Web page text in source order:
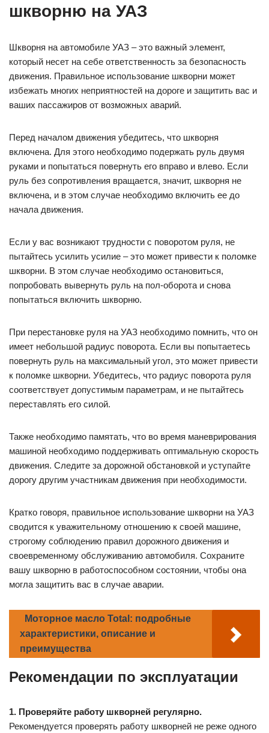
шкворню на УАЗ
Шкворня на автомобиле УАЗ – это важный элемент,
который несет на себе ответственность за безопасность
движения. Правильное использование шкворни может
избежать многих неприятностей на дороге и защитить вас и
ваших пассажиров от возможных аварий.
Перед началом движения убедитесь, что шкворня
включена. Для этого необходимо подержать руль двумя
руками и попытаться повернуть его вправо и влево. Если
руль без сопротивления вращается, значит, шкворня не
включена, и в этом случае необходимо включить ее до
начала движения.
Если у вас возникают трудности с поворотом руля, не
пытайтесь усилить усилие – это может привести к поломке
шкворни. В этом случае необходимо остановиться,
попробовать вывернуть руль на пол-оборота и снова
попытаться включить шкворню.
При перестановке руля на УАЗ необходимо помнить, что он
имеет небольшой радиус поворота. Если вы попытаетесь
повернуть руль на максимальный угол, это может привести
к поломке шкворни. Убедитесь, что радиус поворота руля
соответствует допустимым параметрам, и не пытайтесь
переставлять его силой.
Также необходимо памятать, что во время маневрирования
машиной необходимо поддерживать оптимальную скорость
движения. Следите за дорожной обстановкой и уступайте
дорогу другим участникам движения при необходимости.
Кратко говоря, правильное использование шкворни на УАЗ
сводится к уважительному отношению к своей машине,
строгому соблюдению правил дорожного движения и
своевременному обслуживанию автомобиля. Сохраните
вашу шкворню в работоспособном состоянии, чтобы она
могла защитить вас в случае аварии.
Моторное масло Total: подробные
характеристики, описание и
преимущества
Рекомендации по эксплуатации
1. Проверяйте работу шкворней регулярно.
Рекомендуется проверять работу шкворней не реже одного